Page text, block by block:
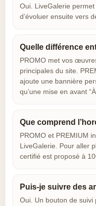
Oui. LiveGalerie
d’évoluer ensuite vers
Quelle différence
PROMO met vos
principales du site.
ajoute une bannière
qu’une mise en avant
Que comprend
PROMO et PREMIUM
LiveGalerie. Pour aller
certifié est proposé à
Puis-je suivre des
Oui. Un bouton de